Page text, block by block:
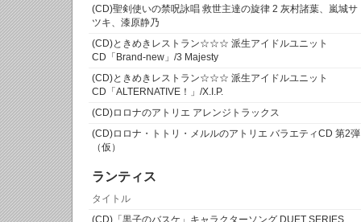
(CD)聖剣使いの禁呪詠唱 救世主達の旋律 2 灰村諸葉、嵐城サ
ツキ、漆原静乃
(CD)ときめきレストラン☆☆☆ 派生アイドルユニット
CD「Brand-new」/3 Majesty
(CD)ときめきレストラン☆☆☆ 派生アイドルユニット
CD「ALTERNATIVE！」/X.I.P.
(CD)ロロナのアトリエ アレンジトラックス
(CD)ロロナ・トトリ・メルルのアトリエ バラエティCD 第2弾
（仮）
ランティス
タイトル
(CD)「黒子のバスケ」キャラクターソング DUET SERIES